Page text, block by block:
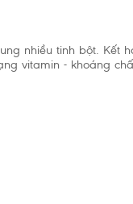
nhiều tinh bột. Kết
vitamin - khoáng